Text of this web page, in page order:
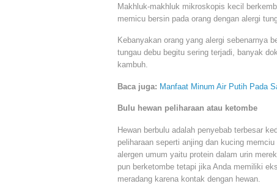
Makhluk-makhluk mikroskopis kecil
memicu bersin pada orang dengan alergi
Kebanyakan orang yang alergi sebenarnya
tungau debu begitu sering terjadi, banyak
kambuh.
Baca juga: Manfaat Minum Air Putih Pada
Bulu hewan peliharaan atau ketombe
Hewan berbulu adalah penyebab terbesar
peliharaan seperti anjing dan kucing
alergen umum yaitu protein dalam urin
pun berketombe tetapi jika Anda memiliki
meradang karena kontak dengan hewan.